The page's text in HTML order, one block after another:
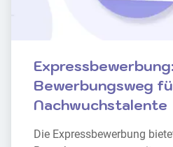
Bewerbungsweg
Nachwuchstalente
Die Expressbewerbung